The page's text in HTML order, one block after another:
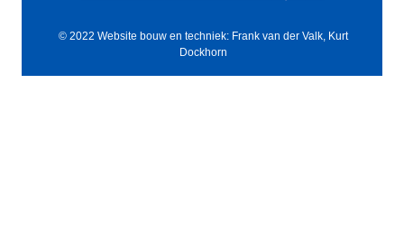
© 2022 Website bouw en techniek: Frank van der Valk, Kurt
Dockhorn